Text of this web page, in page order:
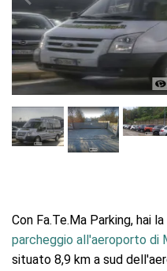
Con Fa.Te.Ma Parking, hai
parcheggio all'aeroporto di
situato 8,9 km a sud